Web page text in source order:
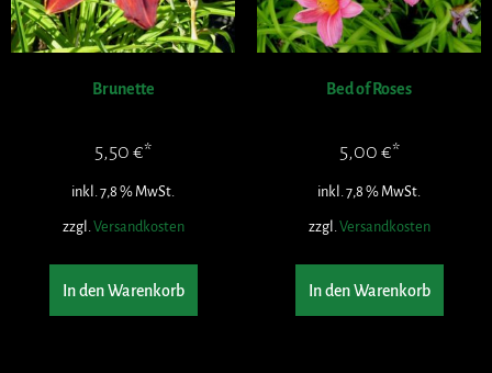
Brunette
5,50 €
inkl. 7,8 % MwSt.
zzgl.Versandkosten
In den Warenkorb
Bed of Roses
5,00 €
inkl. 7,8 % MwSt.
zzgl.Versandkosten
In den Warenkorb